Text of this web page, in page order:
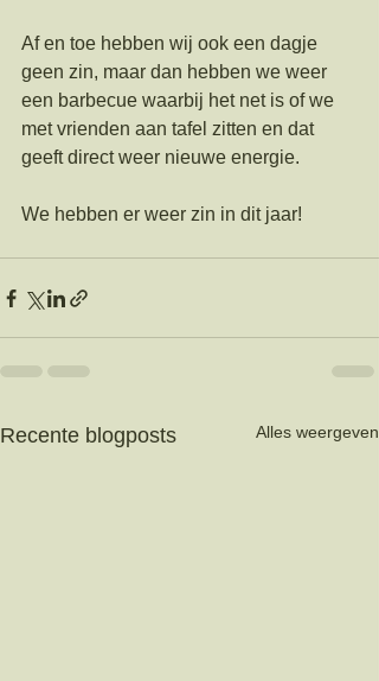
Af en toe hebben wij ook een dagje
geen zin, maar dan hebben we weer
een barbecue waarbij het net is of we
met vrienden aan tafel zitten en dat
geeft direct weer nieuwe energie.
We hebben er weer zin in dit jaar!
Recente blogposts Alles weergeven